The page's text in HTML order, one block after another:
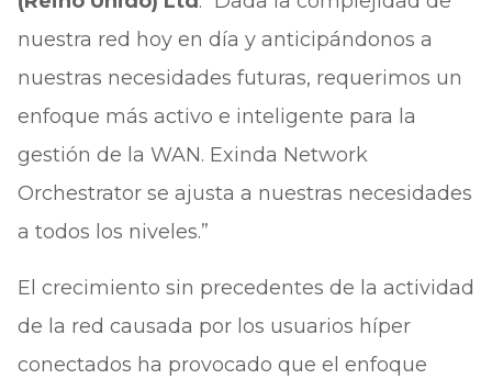
nuestra red hoy en día y anticipándonos a
nuestras necesidades futuras, requerimos un
enfoque más activo e inteligente para la
gestión de la WAN. Exinda Network
Orchestrator se ajusta a nuestras necesidades
a todos los niveles.”
El crecimiento sin precedentes de la actividad
de la red causada por los usuarios híper
conectados ha provocado que el enfoque